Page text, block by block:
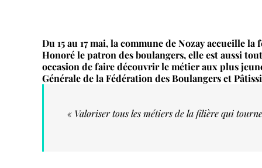
Du 15 au 17 mai, la commune de Nozay accueille
Honoré le patron des boulangers, elle est aussi
occasion de faire découvrir le métier aux plus
Générale de la Fédération des Boulangers et
« Valoriser tous les métiers de la filière qui